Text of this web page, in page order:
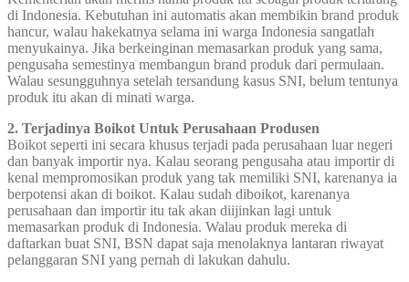
di Indonesia. Kebutuhan ini automatis akan membikin brand produk
hancur, walau hakekatnya selama ini warga Indonesia sangatlah
menyukainya. Jika berkeinginan memasarkan produk yang sama,
pengusaha semestinya membangun brand produk dari permulaan.
Walau sesungguhnya setelah tersandung kasus SNI, belum tentunya
produk itu akan di minati warga.
2. Terjadinya Boikot Untuk Perusahaan Produsen
Boikot seperti ini secara khusus terjadi pada perusahaan luar negeri
dan banyak importir nya. Kalau seorang pengusaha atau importir di
kenal mempromosikan produk yang tak memiliki SNI, karenanya ia
berpotensi akan di boikot. Kalau sudah diboikot, karenanya
perusahaan dan importir itu tak akan diijinkan lagi untuk
memasarkan produk di Indonesia. Walau produk mereka di
daftarkan buat SNI, BSN dapat saja menolaknya lantaran riwayat
pelanggaran SNI yang pernah di lakukan dahulu.